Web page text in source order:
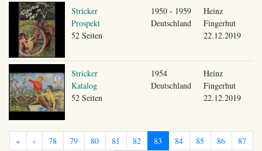
Stricker
Prospekt
52 Seiten
1950 - 1959
Deutschland
Heinz
Fingerhut
22.12.2019
Stricker
Katalog
52 Seiten
1954
Deutschland
Heinz
Fingerhut
22.12.2019
« ‹ 78 79 80 81 82 83 84 85 86 87